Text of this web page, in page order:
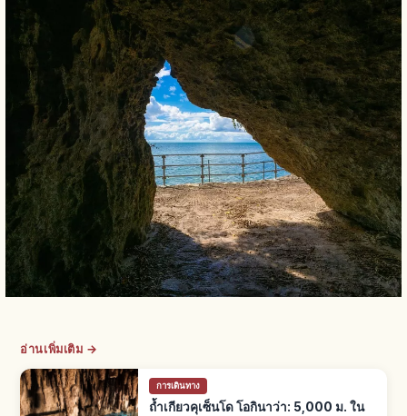
อ่านเพิ่มเติม →
การเดินทาง
ถ้ำเกียวคุเซ็นโด โอกินาว่า: 5,000 ม. ใน